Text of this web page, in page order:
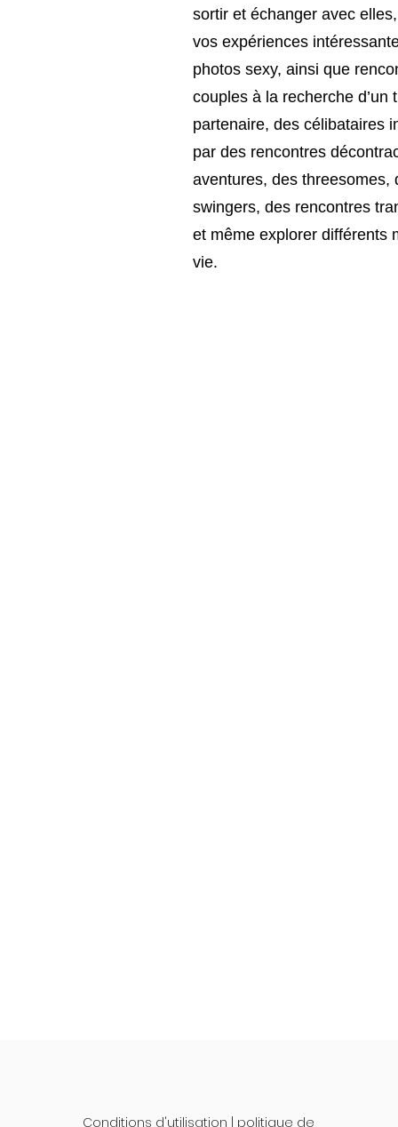
sortir et échanger avec
vos expériences
photos sexy, ainsi que
couples à la recherche d’un
partenaire, des célibataires
par des rencontres
aventures, des threesomes,
swingers, des rencontres
et même explorer différents
vie.
Conditions d'utilisation politique de